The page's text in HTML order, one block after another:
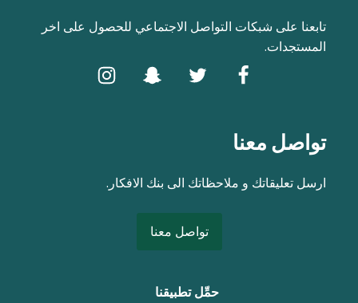
تابعنا على شبكات التواصل الاجتماعي للحصول على اخر
المستجدات.
تواصل معنا
ارسل تعليقاتك و ملاحظاتك الى بنك الافكار.
تواصل معنا
حمِّل تطبيقنا